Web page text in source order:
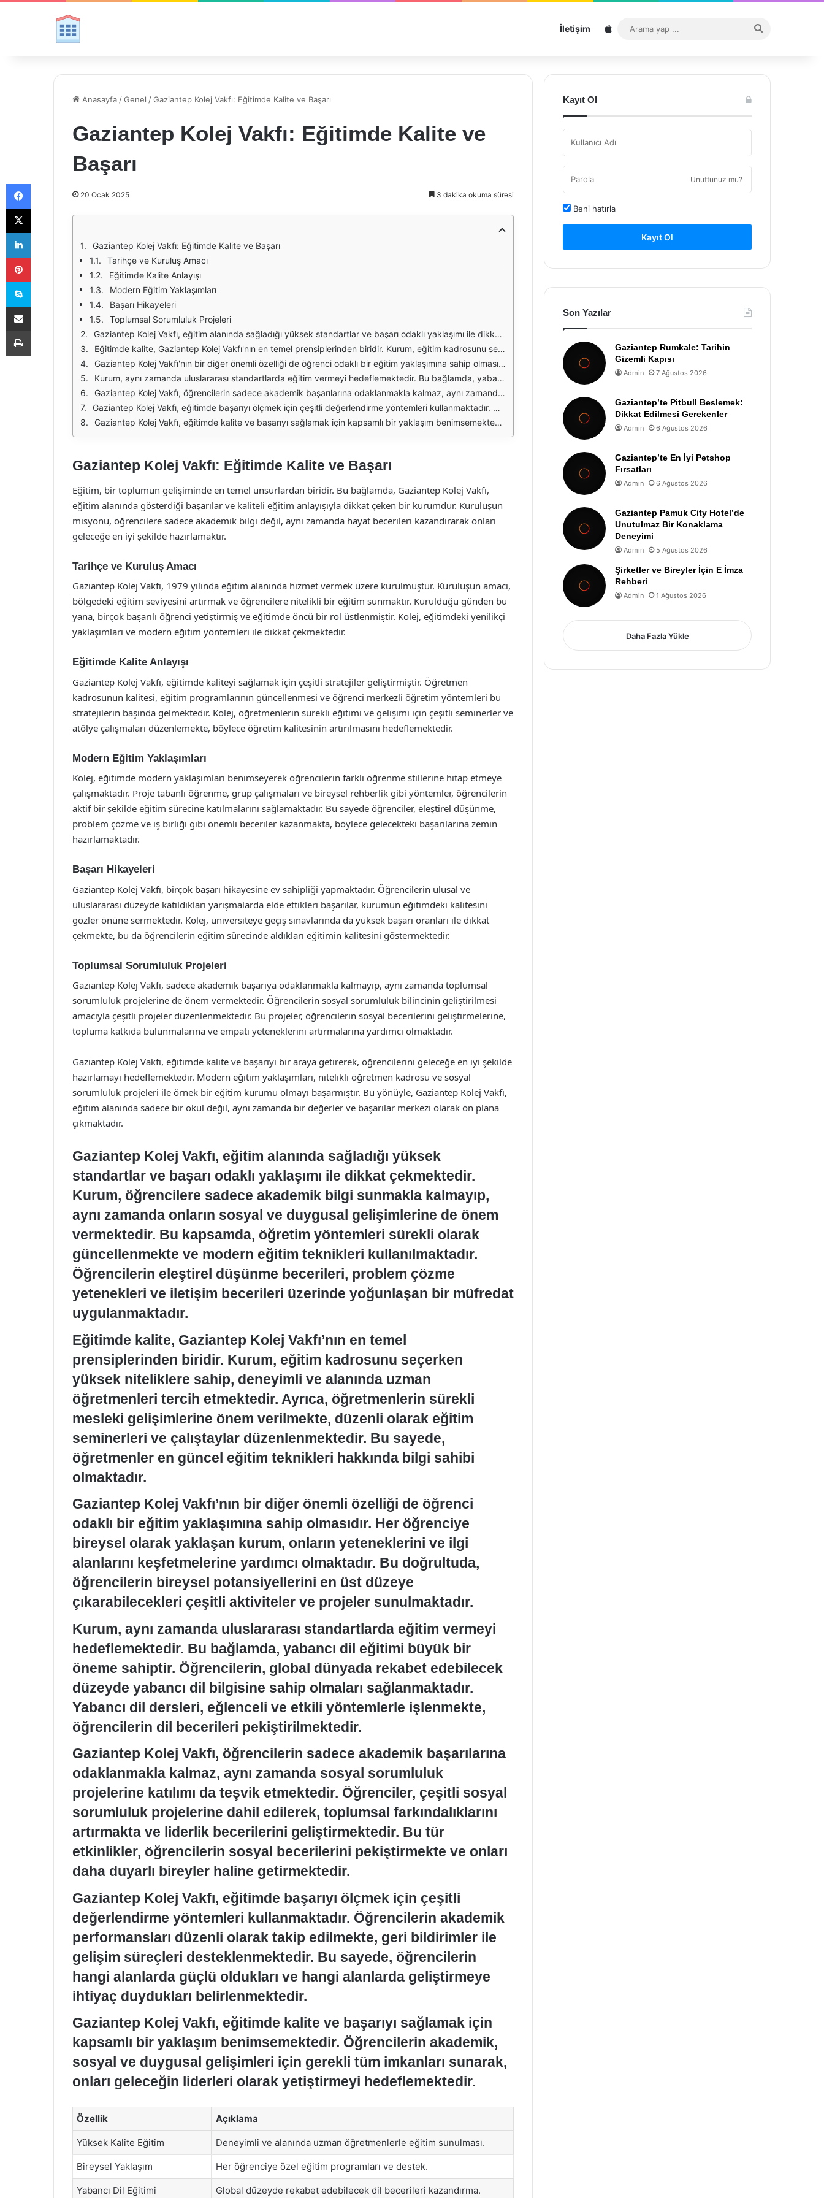
İletişim Sitemap
...
Anasayfa /Genel /Gaziantep Kolej Vakfı: Eğitimde Kalite ve Başarı
Gaziantep Kolej Vakfı: Eğitimde Kalite ve
Başarı
20 Ocak 2025 3 dakika okuma süresi
Gaziantep Kolej Vakfı: Eğitimde Kalite ve Başarı
Tarihçe ve Kuruluş Amacı
Eğitimde Kalite Anlayışı
Modern Eğitim Yaklaşımları
Başarı Hikayeleri
Toplumsal Sorumluluk Projeleri
Gaziantep Kolej Vakfı, eğitim alanında sağladığı yüksek standartlar ve başarı odaklı yaklaşımı ile dikkat çekmektedir. Kurum, öğrencilere sadece akademik bilgi sunmakla kalmayıp, aynı zamanda onların sosyal ve duygusal gelişimlerine de önem vermektedir. Bu kapsamda, öğretim yöntemleri sürekli olarak güncellenmekte ve modern eğitim teknikleri kullanılmaktadır. Öğrencilerin eleştirel düşünme becerileri, problem çözme yetenekleri ve iletişim becerileri üzerinde yoğunlaşan bir müfredat uygulanmaktadır.
Eğitimde kalite, Gaziantep Kolej Vakfı'nın en temel prensiplerinden biridir. Kurum, eğitim kadrosunu seçerken yüksek niteliklere sahip, deneyimli ve alanında uzman öğretmenleri tercih etmektedir. Ayrıca, öğretmenlerin sürekli mesleki gelişimlerine önem verilmekte, düzenli olarak eğitim seminerleri ve çalıştaylar düzenlenmektedir. Bu sayede, öğretmenler en güncel eğitim teknikleri hakkında bilgi sahibi olmaktadır.
Gaziantep Kolej Vakfı'nın bir diğer önemli özelliği de öğrenci odaklı bir eğitim yaklaşımına sahip olmasıdır. Her öğrenciye bireysel olarak yaklaşan kurum, onların yeteneklerini ve ilgi alanlarını keşfetmelerine yardımcı olmaktadır. Bu doğrultuda, öğrencilerin bireysel potansiyellerini en üst düzeye çıkarabilecekleri çeşitli aktiviteler ve projeler sunulmaktadır.
Kurum, aynı zamanda uluslararası standartlarda eğitim vermeyi hedeflemektedir. Bu bağlamda, yabancı dil eğitimi büyük bir öneme sahiptir. Öğrencilerin, global dünyada rekabet edebilecek düzeyde yabancı dil bilgisine sahip olmaları sağlanmaktadır. Yabancı dil dersleri, eğlenceli ve etkili yöntemlerle işlenmekte, öğrencilerin dil becerileri pekiştirilmektedir.
Gaziantep Kolej Vakfı, öğrencilerin sadece akademik başarılarına odaklanmakla kalmaz, aynı zamanda sosyal sorumluluk projelerine katılımı da teşvik etmektedir. Öğrenciler, çeşitli sosyal sorumluluk projelerine dahil edilerek, toplumsal farkındalıklarını artırmakta ve liderlik becerilerini geliştirmektedir. Bu tür etkinlikler, öğrencilerin sosyal becerilerini pekiştirmekte ve onları daha duyarlı bireyler haline getirmektedir.
Gaziantep Kolej Vakfı, eğitimde başarıyı ölçmek için çeşitli değerlendirme yöntemleri kullanmaktadır. Öğrencilerin akademik performansları düzenli olarak takip edilmekte, geri bildirimler ile gelişim süreçleri desteklenmektedir. Bu sayede, öğrencilerin hangi alanlarda güçlü oldukları ve hangi alanlarda geliştirmeye ihtiyaç duydukları belirlenmektedir.
Gaziantep Kolej Vakfı, eğitimde kalite ve başarıyı sağlamak için kapsamlı bir yaklaşım benimsemektedir. Öğrencilerin akademik, sosyal ve duygusal gelişimleri için gerekli tüm imkanları sunarak, onları geleceğin liderleri olarak yetiştirmeyi hedeflemektedir.
Gaziantep Kolej Vakfı: Eğitimde Kalite ve Başarı
Eğitim, bir toplumun gelişiminde en temel unsurlardan biridir. Bu bağlamda, Gaziantep Kolej Vakfı,
eğitim alanında gösterdiği başarılar ve kaliteli eğitim anlayışıyla dikkat çeken bir kurumdur. Kuruluşun
misyonu, öğrencilere sadece akademik bilgi değil, aynı zamanda hayat becerileri kazandırarak onları
geleceğe en iyi şekilde hazırlamaktır.
Tarihçe ve Kuruluş Amacı
Gaziantep Kolej Vakfı, 1979 yılında eğitim alanında hizmet vermek üzere kurulmuştur. Kuruluşun amacı,
bölgedeki eğitim seviyesini artırmak ve öğrencilere nitelikli bir eğitim sunmaktır. Kurulduğu günden bu
yana, birçok başarılı öğrenci yetiştirmiş ve eğitimde öncü bir rol üstlenmiştir. Kolej, eğitimdeki yenilikçi
yaklaşımları ve modern eğitim yöntemleri ile dikkat çekmektedir.
Eğitimde Kalite Anlayışı
Gaziantep Kolej Vakfı, eğitimde kaliteyi sağlamak için çeşitli stratejiler geliştirmiştir. Öğretmen
kadrosunun kalitesi, eğitim programlarının güncellenmesi ve öğrenci merkezli öğretim yöntemleri bu
stratejilerin başında gelmektedir. Kolej, öğretmenlerin sürekli eğitimi ve gelişimi için çeşitli seminerler ve
atölye çalışmaları düzenlemekte, böylece öğretim kalitesinin artırılmasını hedeflemektedir.
Modern Eğitim Yaklaşımları
Kolej, eğitimde modern yaklaşımları benimseyerek öğrencilerin farklı öğrenme stillerine hitap etmeye
çalışmaktadır. Proje tabanlı öğrenme, grup çalışmaları ve bireysel rehberlik gibi yöntemler, öğrencilerin
aktif bir şekilde eğitim sürecine katılmalarını sağlamaktadır. Bu sayede öğrenciler, eleştirel düşünme,
problem çözme ve iş birliği gibi önemli beceriler kazanmakta, böylece gelecekteki başarılarına zemin
hazırlamaktadır.
Başarı Hikayeleri
Gaziantep Kolej Vakfı, birçok başarı hikayesine ev sahipliği yapmaktadır. Öğrencilerin ulusal ve
uluslararası düzeyde katıldıkları yarışmalarda elde ettikleri başarılar, kurumun eğitimdeki kalitesini
gözler önüne sermektedir. Kolej, üniversiteye geçiş sınavlarında da yüksek başarı oranları ile dikkat
çekmekte, bu da öğrencilerin eğitim sürecinde aldıkları eğitimin kalitesini göstermektedir.
Toplumsal Sorumluluk Projeleri
Gaziantep Kolej Vakfı, sadece akademik başarıya odaklanmakla kalmayıp, aynı zamanda toplumsal
sorumluluk projelerine de önem vermektedir. Öğrencilerin sosyal sorumluluk bilincinin geliştirilmesi
amacıyla çeşitli projeler düzenlenmektedir. Bu projeler, öğrencilerin sosyal becerilerini geliştirmelerine,
topluma katkıda bulunmalarına ve empati yeteneklerini artırmalarına yardımcı olmaktadır.
Gaziantep Kolej Vakfı, eğitimde kalite ve başarıyı bir araya getirerek, öğrencilerini geleceğe en iyi şekilde
hazırlamayı hedeflemektedir. Modern eğitim yaklaşımları, nitelikli öğretmen kadrosu ve sosyal
sorumluluk projeleri ile örnek bir eğitim kurumu olmayı başarmıştır. Bu yönüyle, Gaziantep Kolej Vakfı,
eğitim alanında sadece bir okul değil, aynı zamanda bir değerler ve başarılar merkezi olarak ön plana
çıkmaktadır.
Gaziantep Kolej Vakfı, eğitim alanında sağladığı yüksek
standartlar ve başarı odaklı yaklaşımı ile dikkat çekmektedir.
Kurum, öğrencilere sadece akademik bilgi sunmakla kalmayıp,
aynı zamanda onların sosyal ve duygusal gelişimlerine de önem
vermektedir. Bu kapsamda, öğretim yöntemleri sürekli olarak
güncellenmekte ve modern eğitim teknikleri kullanılmaktadır.
Öğrencilerin eleştirel düşünme becerileri, problem çözme
yetenekleri ve iletişim becerileri üzerinde yoğunlaşan bir müfredat
uygulanmaktadır.
Eğitimde kalite, Gaziantep Kolej Vakfı’nın en temel
prensiplerinden biridir. Kurum, eğitim kadrosunu seçerken
yüksek niteliklere sahip, deneyimli ve alanında uzman
öğretmenleri tercih etmektedir. Ayrıca, öğretmenlerin sürekli
mesleki gelişimlerine önem verilmekte, düzenli olarak eğitim
seminerleri ve çalıştaylar düzenlenmektedir. Bu sayede,
öğretmenler en güncel eğitim teknikleri hakkında bilgi sahibi
olmaktadır.
Gaziantep Kolej Vakfı’nın bir diğer önemli özelliği de öğrenci
odaklı bir eğitim yaklaşımına sahip olmasıdır. Her öğrenciye
bireysel olarak yaklaşan kurum, onların yeteneklerini ve ilgi
alanlarını keşfetmelerine yardımcı olmaktadır. Bu doğrultuda,
öğrencilerin bireysel potansiyellerini en üst düzeye
çıkarabilecekleri çeşitli aktiviteler ve projeler sunulmaktadır.
Kurum, aynı zamanda uluslararası standartlarda eğitim vermeyi
hedeflemektedir. Bu bağlamda, yabancı dil eğitimi büyük bir
öneme sahiptir. Öğrencilerin, global dünyada rekabet edebilecek
düzeyde yabancı dil bilgisine sahip olmaları sağlanmaktadır.
Yabancı dil dersleri, eğlenceli ve etkili yöntemlerle işlenmekte,
öğrencilerin dil becerileri pekiştirilmektedir.
Gaziantep Kolej Vakfı, öğrencilerin sadece akademik başarılarına
odaklanmakla kalmaz, aynı zamanda sosyal sorumluluk
projelerine katılımı da teşvik etmektedir. Öğrenciler, çeşitli sosyal
sorumluluk projelerine dahil edilerek, toplumsal farkındalıklarını
artırmakta ve liderlik becerilerini geliştirmektedir. Bu tür
etkinlikler, öğrencilerin sosyal becerilerini pekiştirmekte ve onları
daha duyarlı bireyler haline getirmektedir.
Gaziantep Kolej Vakfı, eğitimde başarıyı ölçmek için çeşitli
değerlendirme yöntemleri kullanmaktadır. Öğrencilerin akademik
performansları düzenli olarak takip edilmekte, geri bildirimler ile
gelişim süreçleri desteklenmektedir. Bu sayede, öğrencilerin
hangi alanlarda güçlü oldukları ve hangi alanlarda geliştirmeye
ihtiyaç duydukları belirlenmektedir.
Gaziantep Kolej Vakfı, eğitimde kalite ve başarıyı sağlamak için
kapsamlı bir yaklaşım benimsemektedir. Öğrencilerin akademik,
sosyal ve duygusal gelişimleri için gerekli tüm imkanları sunarak,
onları geleceğin liderleri olarak yetiştirmeyi hedeflemektedir.
Özellik Açıklama
Yüksek Kalite Eğitim Deneyimli ve alanında uzman öğretmenlerle eğitim sunulması.
Bireysel Yaklaşım Her öğrenciye özel eğitim programları ve destek.
Yabancı Dil Eğitimi Global düzeyde rekabet edebilecek dil becerileri kazandırma.
Kayıt Ol
Unuttunuz mu?
Beni hatırla
Kayıt Ol
Son Yazılar
Gaziantep Rumkale: Tarihin
Gizemli Kapısı
Admin 7 Ağustos 2026
Gaziantep’te Pitbull Beslemek:
Dikkat Edilmesi Gerekenler
Admin 6 Ağustos 2026
Gaziantep’te En İyi Petshop
Fırsatları
Admin 6 Ağustos 2026
Gaziantep Pamuk City Hotel’de
Unutulmaz Bir Konaklama
Deneyimi
Admin 5 Ağustos 2026
Şirketler ve Bireyler İçin E İmza
Rehberi
Admin 1 Ağustos 2026
Daha Fazla Yükle
Facebook
X
LinkedIn
Pinterest
Skype
E-Posta ile paylaş